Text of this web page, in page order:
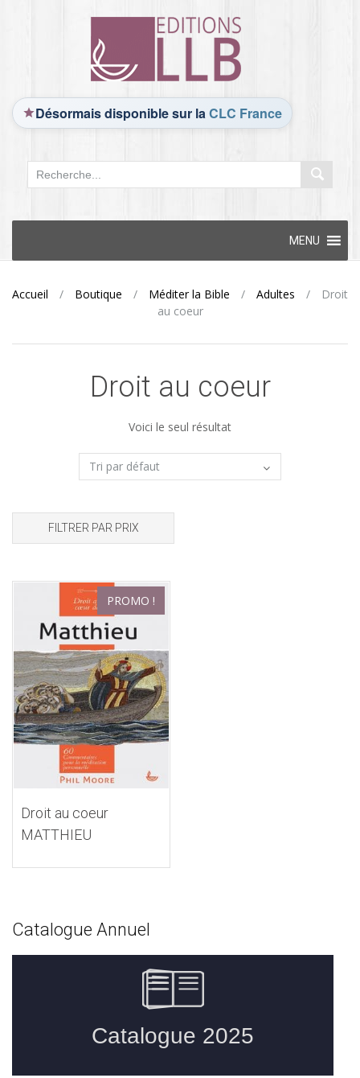
Désormais disponible sur laCLC France
content
MENU
Accueil / Boutique / Méditer la Bible / Adultes /
Droit
au coeur
Droit au coeur
Voici le seul résultat
FILTRER PAR PRIX
PROMO !
Droit au coeur
MATTHIEU
Catalogue Annuel